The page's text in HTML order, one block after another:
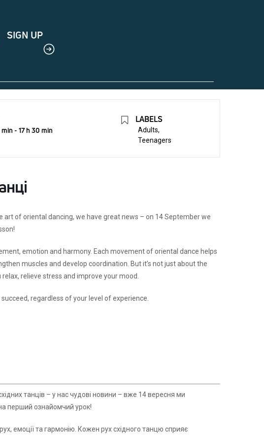
SIGN UP
- 17 h 30 min
LABELS
Adults,
Teenagers
art of oriental dancing, we have great news – on 14 September we
emotion and harmony. Each movement of oriental dance helps
muscles and develop coordination. But it’s not just about the
relieve stress and improve your mood.
regardless of your level of experience.
танців – у нас чудові новини – вже 14 вересня ми
перший ознайомчий урок!
емоції та гармонію. Кожен рух східного танцю сприяє